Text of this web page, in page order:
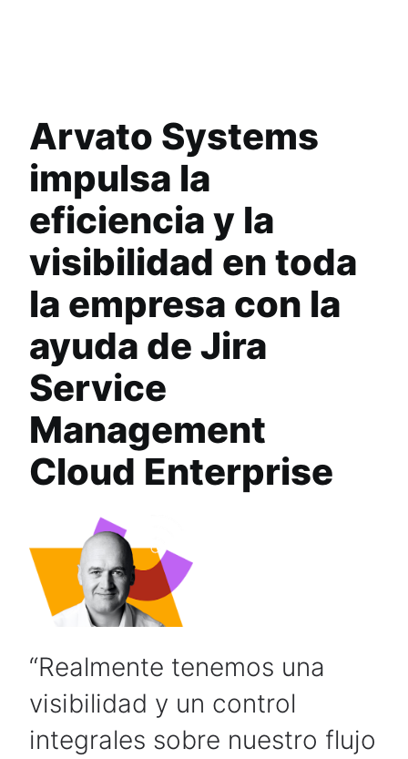
Arvato Systems
impulsa la
eficiencia y la
visibilidad en toda
la empresa con la
ayuda de Jira
Service
Management
Cloud Enterprise
Realmente tenemos una
visibilidad y un control
integrales sobre nuestro flujo